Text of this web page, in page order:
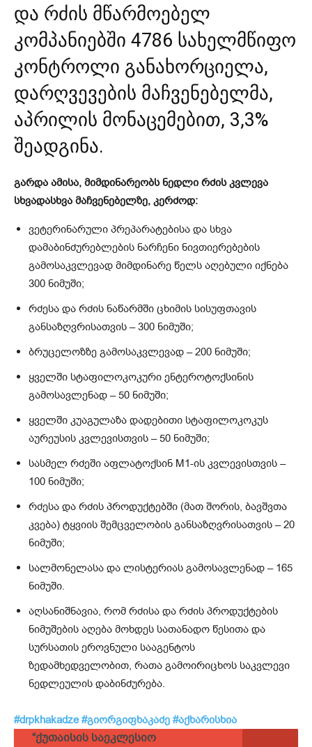
და რძის მწარმოებელ
კომპანიებში 4786 სახელმწიფო
კონტროლი განახორციელა,
დარღვევების მაჩვენებელმა,
აპრილის მონაცემებით, 3,3%
შეადგინა.
გარდა ამისა, მიმდინარეობს ნედლი რძის კვლევა
სხვადასხვა მაჩვენებელზე, კერძოდ:
ვეტერინარული პრეპარატებისა და სხვა
დამაბინძურებლების ნარჩენი ნივთიერებების
გამოსაკვლევად მიმდინარე წელს აღებული იქნება
300 ნიმუში;
რძესა და რძის ნაწარმში ცხიმის სისუფთავის
განსაზღვრისათვის – 300 ნიმუში;
ბრუცელოზზე გამოსაკვლევად – 200 ნიმუში;
ყველში სტაფილოკოკური ენტეროტოქსინის
გამოსავლენად – 50 ნიმუში;
ყველში კუაგულაზა დადებითი სტაფილოკოკუს
აურეუსის კვლევისთვის – 50 ნიმუში;
სასმელ რძეში აფლატოქსინ M1-ის კვლევისთვის –
100 ნიმუში;
რძესა და რძის პროდუქტებში (მათ შორის, ბავშვთა
კვება) ტყვიის შემცველობის განსაზღვრისათვის – 20
ნიმუში;
სალმონელასა და ლისტერიას გამოსავლენად – 165
ნიმუში.
აღსანიშნავია, რომ რძისა და რძის პროდუქტების
ნიმუშების აღება მოხდეს სათანადო წესითა და
სურსათის ეროვნული სააგენტოს
ზედამხედველობით, რათა გამოირიცხოს საკვლევი
ნედლეულის დაბინძურება.
#drpkhakadze #გიორგიფხაკაძე #აქხარისხია
“ქუთაისის საეკლესიო